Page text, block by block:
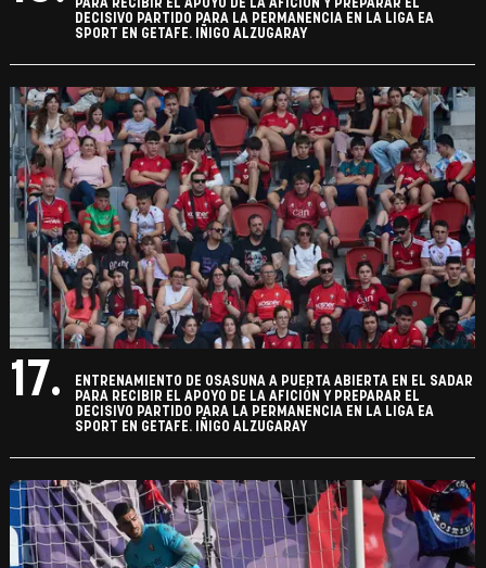
PARA RECIBIR EL APOYO DE LA AFICIÓN Y PREPARAR EL
DECISIVO PARTIDO PARA LA PERMANENCIA EN LA LIGA EA
SPORT EN GETAFE. IÑIGO ALZUGARAY
17.
ENTRENAMIENTO DE OSASUNA A PUERTA ABIERTA EN EL SADAR
PARA RECIBIR EL APOYO DE LA AFICIÓN Y PREPARAR EL
DECISIVO PARTIDO PARA LA PERMANENCIA EN LA LIGA EA
SPORT EN GETAFE. IÑIGO ALZUGARAY